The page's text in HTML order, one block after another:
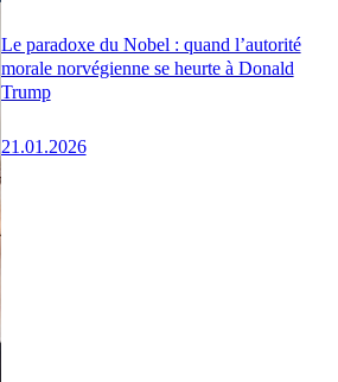
Le paradoxe du Nobel : quand l’autorité
morale norvégienne se heurte à Donald
Trump
21.01.2026